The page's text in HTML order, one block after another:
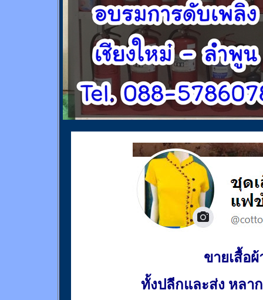
ขายเสื้อผ้
ทั้งปลีกและส่ง หลา